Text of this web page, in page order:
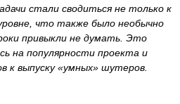
стали сводиться не только к
что также было необычно
привыкли не думать. Это
на популярности проекта и
к выпуску «умных» шутеров.